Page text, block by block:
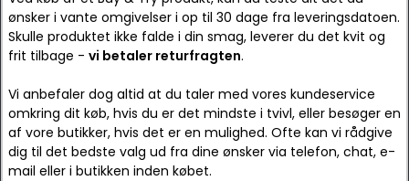
ønsker i vante omgivelser i op til 30 dage fra leveringsdatoen.
Skulle produktet ikke falde i din smag, leverer du det kvit og
frit tilbage - vi betaler returfragten.
Vi anbefaler dog altid at du taler med vores kundeservice
omkring dit køb, hvis du er det mindste i tvivl, eller besøger en
af vore butikker, hvis det er en mulighed. Ofte kan vi rådgive
dig til det bedste valg ud fra dine ønsker via telefon, chat, e-
mail eller i butikken inden købet.